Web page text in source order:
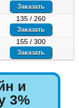
135 / 260
155 / 300
и
3%